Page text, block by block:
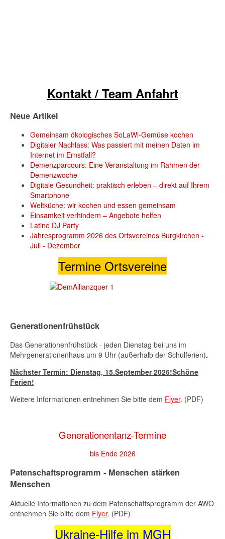
Kontakt / Team Anfahrt
Neue Artikel
Gemeinsam ökologisches SoLaWi-Gemüse kochen
Digitaler Nachlass: Was passiert mit meinen Daten im
Internet im Ernstfall?
Demenzparcours: Eine Veranstaltung im Rahmen der
Demenzwoche
Digitale Gesundheit: praktisch erleben – direkt auf Ihrem
Smartphone
Weltküche: wir kochen und essen gemeinsam
Einsamkeit verhindern – Angebote helfen
Latino DJ Party
Jahresprogramm 2026 des Ortsvereines Burgkirchen -
Juli - Dezember
Termine Ortsvereine
Generationenfrühstück
Das Generationenfrühstück - jeden Dienstag bei uns im
Mehrgenerationenhaus um 9 Uhr (außerhalb der Schulferien).
Nächster Termin: Dienstag, 15.September 2026!Schöne
Ferien!
Weitere Informationen entnehmen Sie bitte dem Flyer. (PDF)
Generationentanz-Termine
bis Ende 2026
Patenschaftsprogramm - Menschen stärken
Menschen
Aktuelle Informationen zu dem Patenschaftsprogramm der AWO
entnehmen Sie bitte dem Flyer. (PDF)
Ukraine-Hilfe im MGH